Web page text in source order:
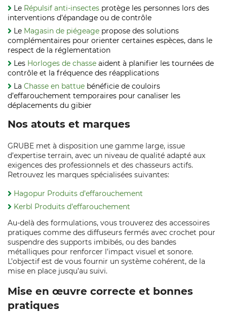
Le Répulsif anti-insectes protège les personnes lors des
interventions d’épandage ou de contrôle
Le Magasin de piégeage propose des solutions
complémentaires pour orienter certaines espèces, dans le
respect de la réglementation
Les Horloges de chasse aident à planifier les tournées de
contrôle et la fréquence des réapplications
La Chasse en battue bénéficie de couloirs
d’effarouchement temporaires pour canaliser les
déplacements du gibier
Nos atouts et marques
GRUBE met à disposition une gamme large, issue
d’expertise terrain, avec un niveau de qualité adapté aux
exigences des professionnels et des chasseurs actifs.
Retrouvez les marques spécialisées suivantes:
Hagopur Produits d’effarouchement
Kerbl Produits d’effarouchement
Au-delà des formulations, vous trouverez des accessoires
pratiques comme des diffuseurs fermés avec crochet pour
suspendre des supports imbibés, ou des bandes
métalliques pour renforcer l’impact visuel et sonore.
L’objectif est de vous fournir un système cohérent, de la
mise en place jusqu’au suivi.
Mise en œuvre correcte et bonnes
pratiques